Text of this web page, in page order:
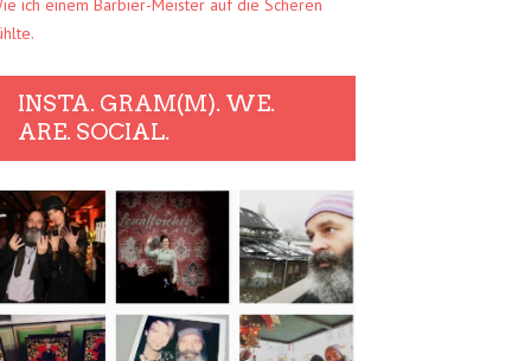
ich einem Barbier-Meister auf die Scheren
INSTA. GRAM(M). WE.
ARE. SOCIAL.